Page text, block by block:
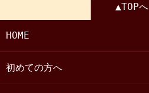
▲TOPへ
HOME
初めての方へ